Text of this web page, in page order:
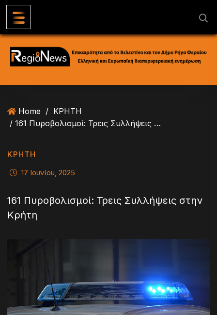
Home / ΚΡΗΤΗ
/ 161 Πυροβολισμοί: Τρεις Συλλήψεις στην Κρήτη
ΚΡΗΤΗ
17 Ιουνίου, 2025
161 Πυροβολισμοί: Τρεις Συλλήψεις στην
Κρήτη